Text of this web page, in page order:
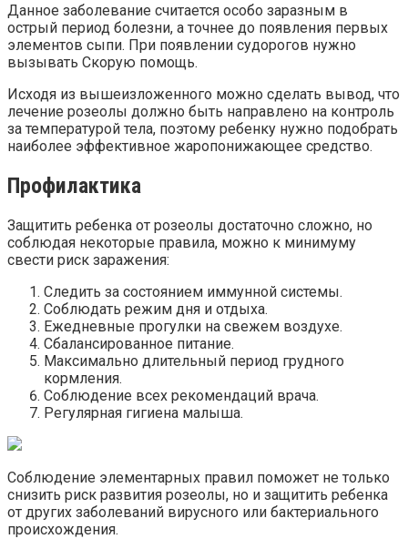
Данное заболевание считается особо заразным в
острый период болезни, а точнее до появления первых
элементов сыпи. При появлении судорогов нужно
вызывать Скорую помощь.
Исходя из вышеизложенного можно сделать вывод, что
лечение розеолы должно быть направлено на контроль
за температурой тела, поэтому ребенку нужно подобрать
наиболее эффективное жаропонижающее средство.
Профилактика
Защитить ребенка от розеолы достаточно сложно, но
соблюдая некоторые правила, можно к минимуму
свести риск заражения:
Следить за состоянием иммунной системы.
Соблюдать режим дня и отдыха.
Ежедневные прогулки на свежем воздухе.
Сбалансированное питание.
Максимально длительный период грудного
кормления.
Соблюдение всех рекомендаций врача.
Регулярная гигиена малыша.
Соблюдение элементарных правил поможет не только
снизить риск развития розеолы, но и защитить ребенка
от других заболеваний вирусного или бактериального
происхождения.